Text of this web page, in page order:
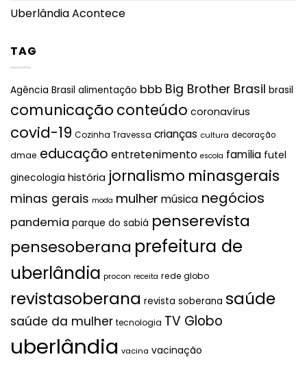
Uberlândia Acontece
TAG
Agência Brasil alimentação bbb Big Brother Brasil brasil
comunicação conteúdo coronavírus
covid-19 Cozinha Travessa crianças cultura decoração
dmae educação entretenimento escola família futel
ginecologia história jornalismo minasgerais
minas gerais moda mulher música negócios
pandemia parque do sabiá penserevista
pensesoberana prefeitura de
uberlândia procon receita rede globo
revistasoberana revista soberana saúde
saúde da mulher tecnologia TV Globo
uberlândia vacina vacinação